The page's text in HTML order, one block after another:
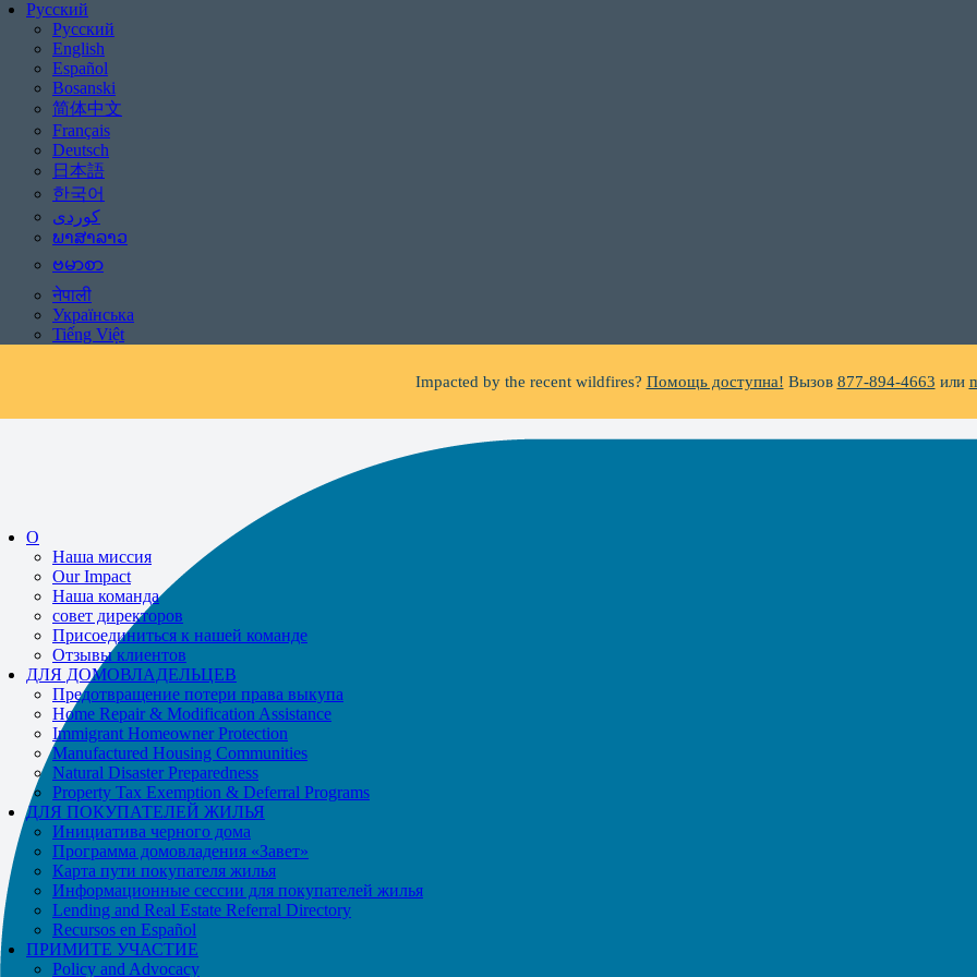
Русский
Русский
English
Español
Bosanski
简体中文
Français
Deutsch
日本語
한국어
ພາສາລາວ
ဗမာစာ
नेपाली
Українська
Tiếng Việt
Facing foreclosure?Помощь доступна!Вызов877-894-4663или
Be aware of scams: WHRC does not make unsolicited phone calls and will never ask clients
If you receive a suspicious call claiming to be from WHRC, please contact us directly
О
Наша миссия
Our Impact
Наша команда
совет директоров
Присоединиться к нашей команде
Отзывы клиентов
ДЛЯ ДОМОВЛАДЕЛЬЦЕВ
Предотвращение потери права выкупа
Home Repair & Modification Assistance
Immigrant Homeowner Protection
Manufactured Housing Communities
Natural Disaster Preparedness
Property Tax Exemption & Deferral Programs
ДЛЯ ПОКУПАТЕЛЕЙ ЖИЛЬЯ
Инициатива черного дома
Программа домовладения «Завет»
Карта пути покупателя жилья
Информационные сессии для покупателей жилья
Lending and Real Estate Referral Directory
Recursos en Español
ПРИМИТЕ УЧАСТИЕ
Policy and Advocacy